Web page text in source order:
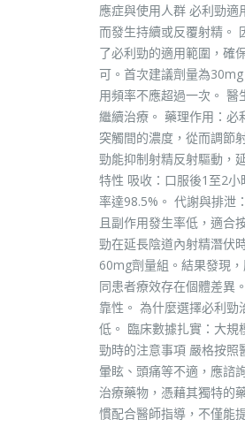
應症與使用人群 必利勁
而發生持續或反覆射精。
了必利勁的適用範圍，確
可。首次建議劑量為
用頻率不應超過一次。
繼續治療。 藥理作用：必
突觸間的濃度，從而調節
勁能抑制射精反射驅動，
特性 吸收：口服後1至2
率達98.5%。 代謝與排泄
且副作用發生率低，適合
勁在延長陰道內射精潛伏
60mg劑量組。結果發現
同患者療效存在個體差異
靠性。 為什麼選擇必利
低。 臨床數據扎實：大規
勁時的注意事項 嚴格按照
暈眩、頭痛等不適，應諮
治療藥物，憑藉其獨特的
慣配合醫師指導，不僅能